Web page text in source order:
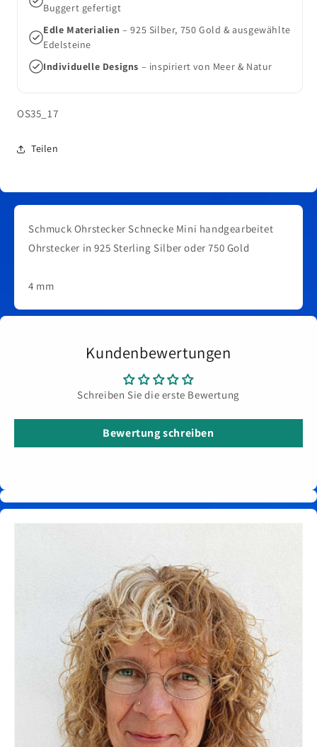
Buggert gefertigt
Edle Materialien – 925 Silber, 750 Gold & ausgewählte
Edelsteine
Individuelle Designs – inspiriert von Meer & Natur
SKU:
OS35_17
Teilen
Schmuck Ohrstecker Schnecke Mini handgearbeitet
Ohrstecker in 925 Sterling Silber oder 750 Gold
4 mm
Kundenbewertungen
Schreiben Sie die erste Bewertung
Bewertung schreiben